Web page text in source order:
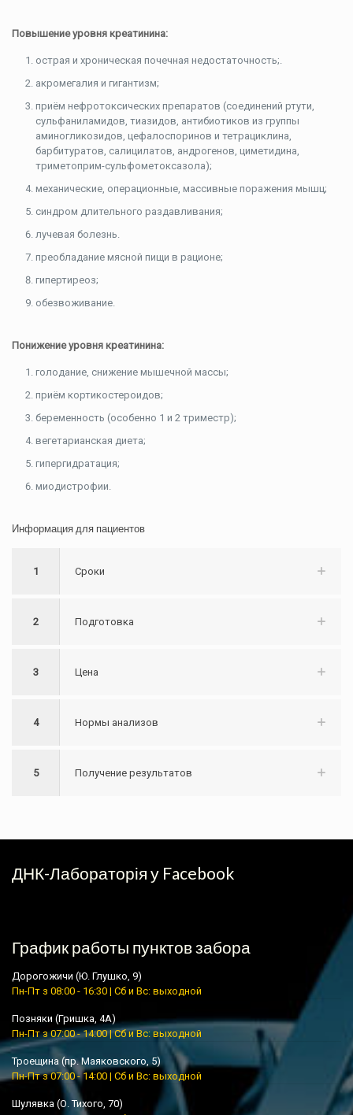
Повышение уровня креатинина:
острая и хроническая почечная недостаточность;.
акромегалия и гигантизм;
приём нефротоксических препаратов (соединений ртути,
сульфаниламидов, тиазидов, антибиотиков из группы
аминогликозидов, цефалоспоринов и тетрациклина,
барбитуратов, салицилатов, андрогенов, циметидина,
триметоприм-сульфометоксазола);
механические, операционные, массивные поражения мышц;
синдром длительного раздавливания;
лучевая болезнь.
преобладание мясной пищи в рационе;
гипертиреоз;
обезвоживание.
Понижение уровня креатинина:
голодание, снижение мышечной массы;
приём кортикостероидов;
беременность (особенно 1 и 2 триместр);
вегетарианская диета;
гипергидратация;
миодистрофии.
Информация для пациентов
1 Сроки
2 Подготовка
3 Цена
4 Нормы анализов
5 Получение результатов
ДНК-Лабораторія у Facebook
График работы пунктов забора
Дорогожичи (Ю. Глушко, 9)
Пн-Пт з 08:00 - 16:30 | Сб и Вс: выходной
Позняки (Гришка, 4А)
Пн-Пт з 07:00 - 14:00 | Сб и Вс: выходной
Троещина (пр. Маяковского, 5)
Пн-Пт з 07:00 - 14:00 | Сб и Вс: выходной
Шулявка (О. Тихого, 70)